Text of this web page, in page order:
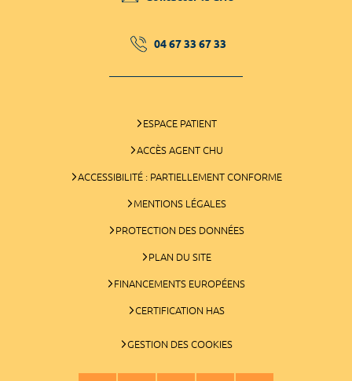
04 67 33 67 33
ESPACE PATIENT
ACCÈS AGENT CHU
ACCESSIBILITÉ : PARTIELLEMENT CONFORME
MENTIONS LÉGALES
PROTECTION DES DONNÉES
PLAN DU SITE
FINANCEMENTS EUROPÉENS
CERTIFICATION HAS
GESTION DES COOKIES